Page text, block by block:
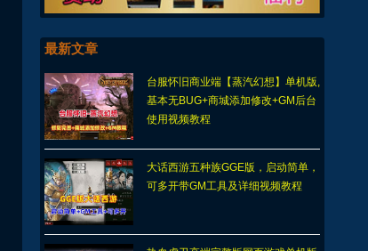
最新文章
台服怀旧商业端【蒸汽幻想】单机版,
基本无BUG+商城添加修改+GM后台
使用视频教程
大话西游五种族GGE版，启动简单，
可多开带GM工具及详细视频教程